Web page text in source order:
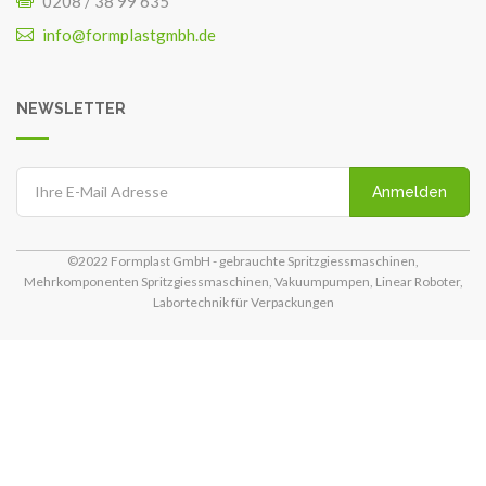
info@formplastgmbh.de
NEWSLETTER
Anmelden
©2022 Formplast GmbH - gebrauchte Spritzgiessmaschinen,
Mehrkomponenten Spritzgiessmaschinen, Vakuumpumpen, Linear Roboter,
Labortechnik für Verpackungen